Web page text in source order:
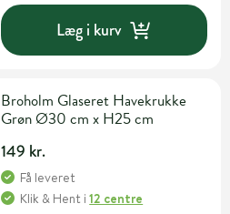
Læg i kurv
Broholm Glaseret Havekrukke
Grøn Ø30 cm x H25 cm
149 kr.
Få leveret
Klik & Hent i12 centre